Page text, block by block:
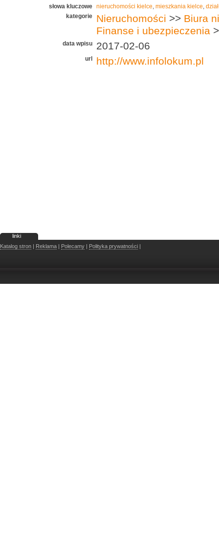
słowa kluczowe nieruchomości kielce, mieszkania kielce,
kategorie
Nieruchomości >> Biura
Finanse i ubezpieczenia
data wpisu 2017-02-06
url http://www.infolokum.pl
linki
Katalog stron | Reklama | Polecamy | Polityka prywatności |